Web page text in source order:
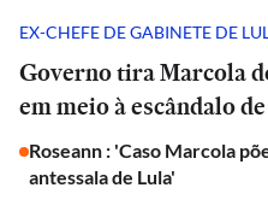
EX-CHEFE DE GABINETE DE
Governo tira Marcola
em meio à escândalo
Roseann : 'Caso Marcola
antessala de Lula'